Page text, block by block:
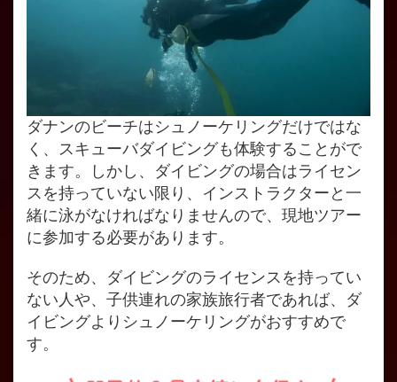
ダナンのビーチはシュノーケリングだけではな
く、スキューバダイビングも体験することがで
きます。しかし、ダイビングの場合はライセン
スを持っていない限り、インストラクターと一
緒に泳がなければなりませんので、現地ツアー
に参加する必要があります。
そのため、ダイビングのライセンスを持ってい
ない人や、子供連れの家族旅行者であれば、ダ
イビングよりシュノーケリングがおすすめで
す。